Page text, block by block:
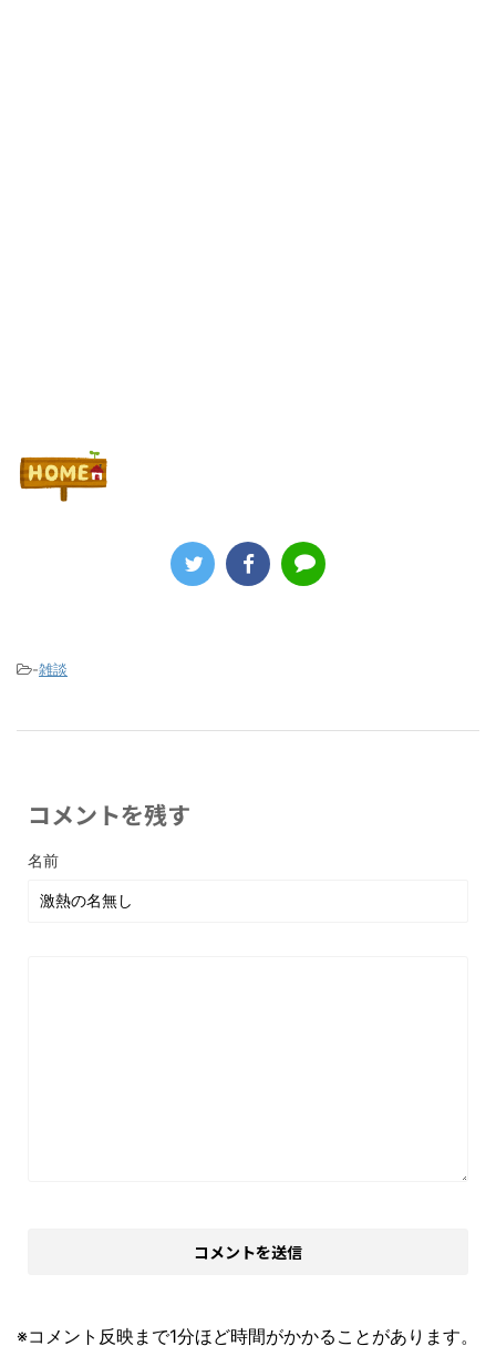
-雑談
コメントを残す
名前
※コメント反映まで1分ほど時間がかかることがあります。